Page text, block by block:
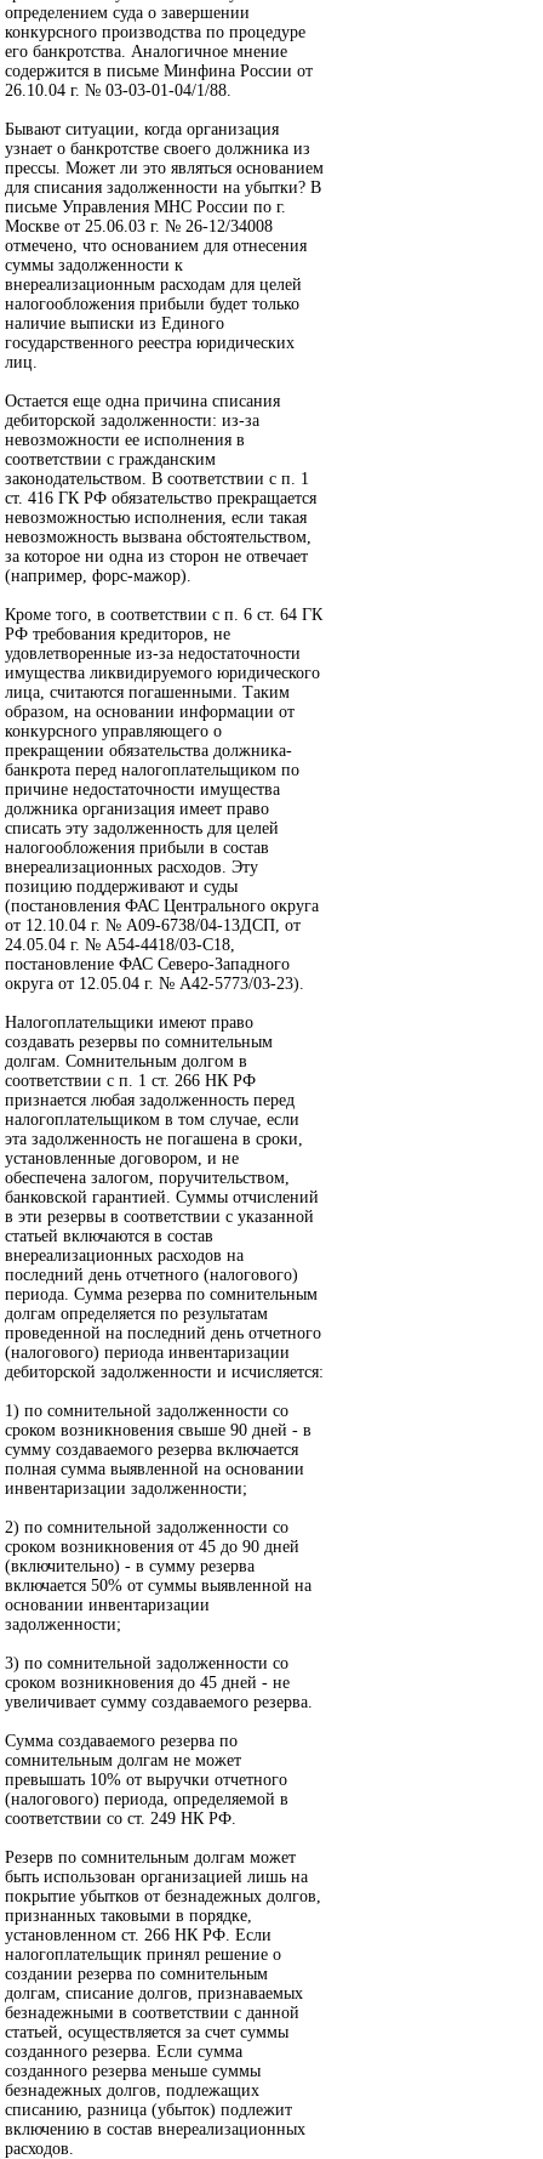
определением суда о завершении
конкурсного производства по процедуре
его банкротства. Аналогичное мнение
содержится в письме Минфина России от
26.10.04 г. № 03-03-01-04/1/88.
Бывают ситуации, когда организация
узнает о банкротстве своего должника из
прессы. Может ли это являться основанием
для списания задолженности на убытки? В
письме Управления МНС России по г.
Москве от 25.06.03 г. № 26-12/34008
отмечено, что основанием для отнесения
суммы задолженности к
внереализационным расходам для целей
налогообложения прибыли будет только
наличие выписки из Единого
государственного реестра юридических
лиц.
Остается еще одна причина списания
дебиторской задолженности: из-за
невозможности ее исполнения в
соответствии с гражданским
законодательством. В соответствии с п. 1
ст. 416 ГК РФ обязательство прекращается
невозможностью исполнения, если такая
невозможность вызвана обстоятельством,
за которое ни одна из сторон не отвечает
(например, форс-мажор).
Кроме того, в соответствии с п. 6 ст. 64 ГК
РФ требования кредиторов, не
удовлетворенные из-за недостаточности
имущества ликвидируемого юридического
лица, считаются погашенными. Таким
образом, на основании информации от
конкурсного управляющего о
прекращении обязательства должника-
банкрота перед налогоплательщиком по
причине недостаточности имущества
должника организация имеет право
списать эту задолженность для целей
налогообложения прибыли в состав
внереализационных расходов. Эту
позицию поддерживают и суды
(постановления ФАС Центрального округа
от 12.10.04 г. № А09-6738/04-13ДСП, от
24.05.04 г. № А54-4418/03-С18,
постановление ФАС Северо-Западного
округа от 12.05.04 г. № А42-5773/03-23).
Налогоплательщики имеют право
создавать резервы по сомнительным
долгам. Сомнительным долгом в
соответствии с п. 1 ст. 266 НК РФ
признается любая задолженность перед
налогоплательщиком в том случае, если
эта задолженность не погашена в сроки,
установленные договором, и не
обеспечена залогом, поручительством,
банковской гарантией. Суммы отчислений
в эти резервы в соответствии с указанной
статьей включаются в состав
внереализационных расходов на
последний день отчетного (налогового)
периода. Сумма резерва по сомнительным
долгам определяется по результатам
проведенной на последний день отчетного
(налогового) периода инвентаризации
дебиторской задолженности и исчисляется:
1) по сомнительной задолженности со
сроком возникновения свыше 90 дней - в
сумму создаваемого резерва включается
полная сумма выявленной на основании
инвентаризации задолженности;
2) по сомнительной задолженности со
сроком возникновения от 45 до 90 дней
(включительно) - в сумму резерва
включается 50% от суммы выявленной на
основании инвентаризации
задолженности;
3) по сомнительной задолженности со
сроком возникновения до 45 дней - не
увеличивает сумму создаваемого резерва.
Сумма создаваемого резерва по
сомнительным долгам не может
превышать 10% от выручки отчетного
(налогового) периода, определяемой в
соответствии со ст. 249 НК РФ.
Резерв по сомнительным долгам может
быть использован организацией лишь на
покрытие убытков от безнадежных долгов,
признанных таковыми в порядке,
установленном ст. 266 НК РФ. Если
налогоплательщик принял решение о
создании резерва по сомнительным
долгам, списание долгов, признаваемых
безнадежными в соответствии с данной
статьей, осуществляется за счет суммы
созданного резерва. Если сумма
созданного резерва меньше суммы
безнадежных долгов, подлежащих
списанию, разница (убыток) подлежит
включению в состав внереализационных
расходов.